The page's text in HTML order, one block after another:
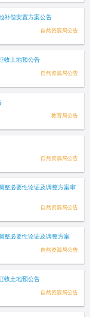
补偿安置方案公告
自然资源局公告
收土地预公告
自然资源局公告
教育局公告
自然资源局公告
整必要性论证及调整方案审
自然资源局公告
整必要性论证及调整方案
自然资源局公告
收土地预公告
自然资源局公告